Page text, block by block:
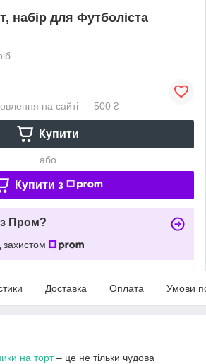
набір для Футболіста
на сайті — 500 ₴
Купити
або
Купити з
Пром?
Доставка Оплата Умови
на торт– це не тільки чудова